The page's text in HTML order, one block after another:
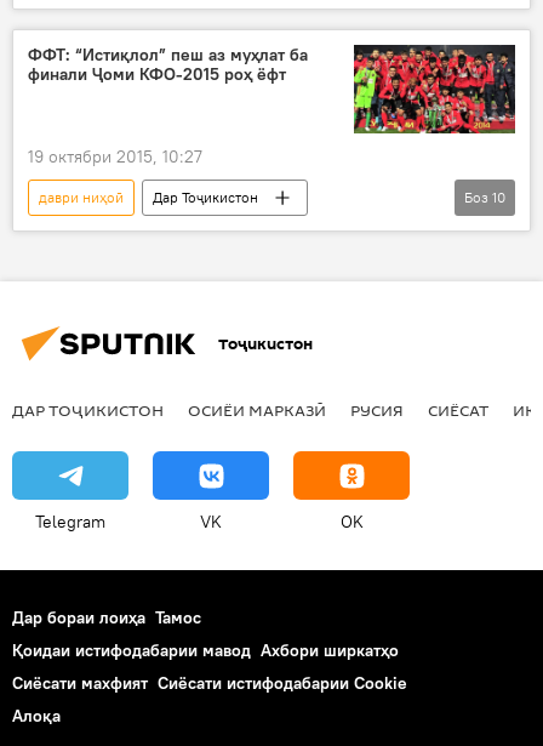
озмун
Дар Тоҷикистон
ФФТ: “Истиқлол” пеш аз муҳлат ба
финали Ҷоми КФО-2015 роҳ ёфт
19 октябри 2015, 10:27
даври ниҳоӣ
Дар Тоҷикистон
Навигариҳои варзиши Тоҷикистон
ҷоиза
футбол "Истиқлол"
Боз 10
Тоҷикистон
ДАР ТОҶИКИСТОН ОСИЁИ МАРКАЗӢ РУСИЯ СИЁСАТ
Telegram VK OK
Дар бораи лоиҳа Тамос
Қоидаи истифодабарии мавод Ахбори ширкатҳо
Сиёсати махфият Сиёсати истифодабарии Cookie
Алоқа